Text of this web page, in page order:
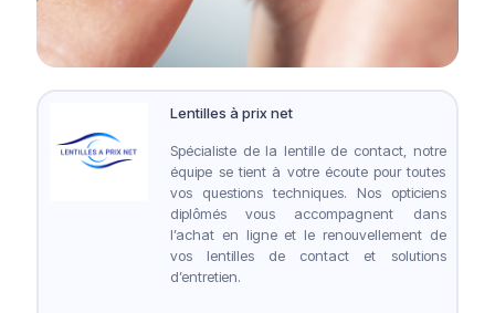
Lentilles à prix net
Spécialiste de la lentille de contact, notre
équipe se tient à votre écoute pour toutes
vos questions techniques. Nos opticiens
diplômés vous accompagnent dans
l’achat en ligne et le renouvellement de
vos lentilles de contact et solutions
d’entretien.